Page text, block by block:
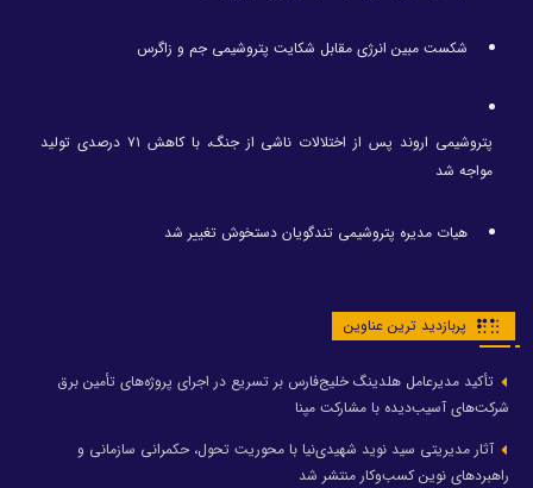
شکست مبین انرژی مقابل شکایت پتروشیمی جم و زاگرس
پتروشیمی اروند پس از اختلالات ناشی از جنگ، با کاهش ۷۱ درصدی تولید
مواجه شد
هیات مدیره پتروشیمی تندگویان دستخوش تغییر شد
پربازدید ترین عناوین
تأکید مدیرعامل هلدینگ خلیج‌فارس بر تسریع در اجرای پروژه‌های تأمین برق
شرکت‌های آسیب‌دیده با مشارکت مپنا
آثار مدیریتی سید نوید شهیدی‌نیا با محوریت تحول، حکمرانی سازمانی و
راهبردهای نوین کسب‌وکار منتشر شد